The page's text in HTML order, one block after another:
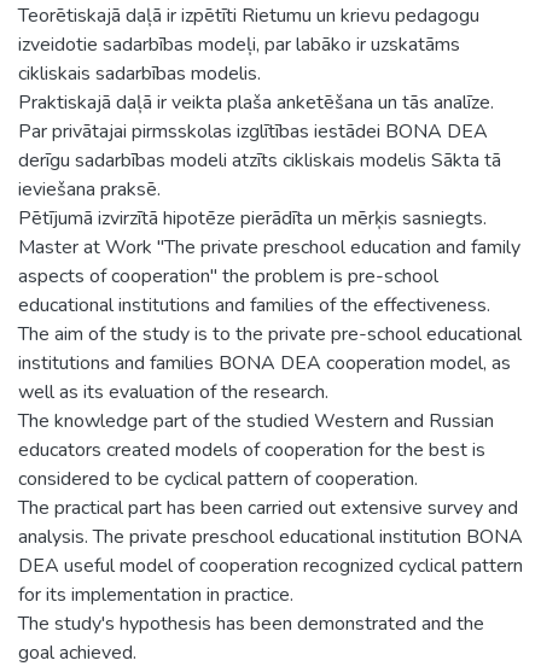
Teorētiskajā daļā ir izpētīti Rietumu un krievu pedagogu
izveidotie sadarbības modeļi, par labāko ir uzskatāms
cikliskais sadarbības modelis.
Praktiskajā daļā ir veikta plaša anketēšana un tās analīze.
Par privātajai pirmsskolas izglītības iestādei BONA DEA
derīgu sadarbības modeli atzīts cikliskais modelis Sākta tā
ieviešana praksē.
Pētījumā izvirzītā hipotēze pierādīta un mērķis sasniegts.
Master at Work "The private preschool education and family
aspects of cooperation" the problem is pre-school
educational institutions and families of the effectiveness.
The aim of the study is to the private pre-school educational
institutions and families BONA DEA cooperation model, as
well as its evaluation of the research.
The knowledge part of the studied Western and Russian
educators created models of cooperation for the best is
considered to be cyclical pattern of cooperation.
The practical part has been carried out extensive survey and
analysis. The private preschool educational institution BONA
DEA useful model of cooperation recognized cyclical pattern
for its implementation in practice.
The study's hypothesis has been demonstrated and the
goal achieved.